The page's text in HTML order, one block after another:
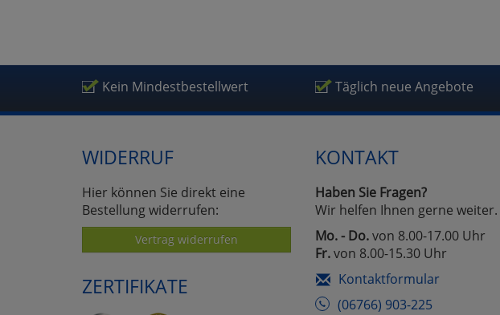
Kein Mindestbestellwert Täglich neue Angebote
WIDERRUF
Hier können Sie direkt eine
Bestellung widerrufen:
Vertrag widerrufen
ZERTIFIKATE
KONTAKT
Haben Sie Fragen?
Wir helfen Ihnen gerne weiter.
Mo. - Do.von 8.00-17.00 Uhr
Fr.von 8.00-15.30 Uhr
Kontaktformular
(06766) 903-225
Umfragetools
Cookies
Alle Akzeptieren